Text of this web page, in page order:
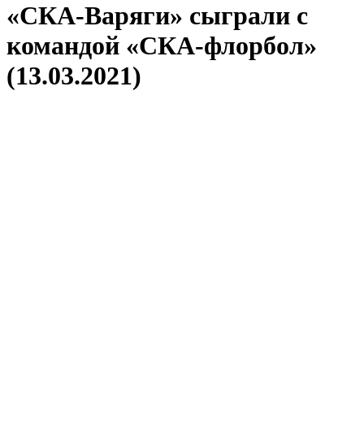
«СКА-Варяги» сыграли с
командой «СКА-флорбол»
(13.03.2021)